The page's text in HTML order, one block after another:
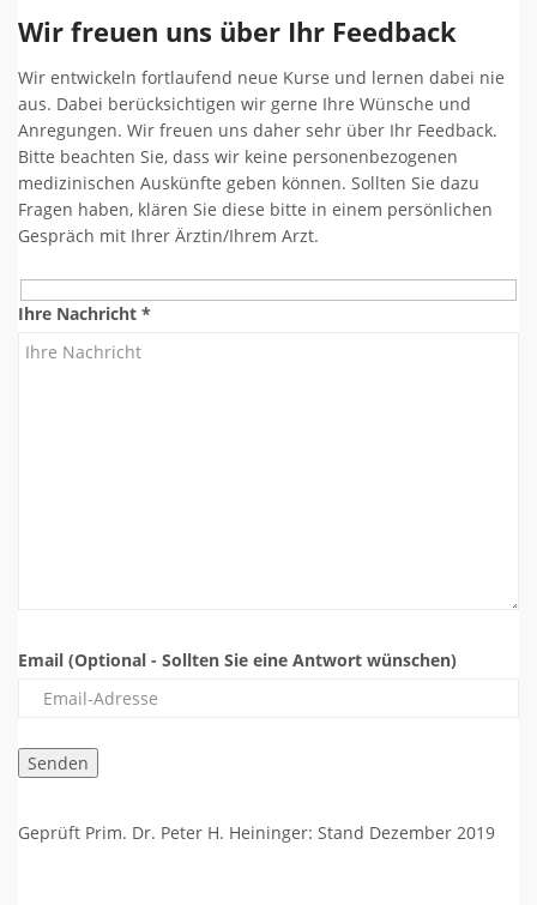
Wir freuen uns über Ihr Feedback
Wir entwickeln fortlaufend neue Kurse und lernen dabei nie
aus. Dabei berücksichtigen wir gerne Ihre Wünsche und
Anregungen. Wir freuen uns daher sehr über Ihr Feedback.
Bitte beachten Sie, dass wir keine personenbezogenen
medizinischen Auskünfte geben können. Sollten Sie dazu
Fragen haben, klären Sie diese bitte in einem persönlichen
Gespräch mit Ihrer Ärztin/Ihrem Arzt.
Ihre Nachricht *
Email (Optional - Sollten Sie eine Antwort wünschen)
Geprüft Prim. Dr. Peter H. Heininger: Stand Dezember 2019